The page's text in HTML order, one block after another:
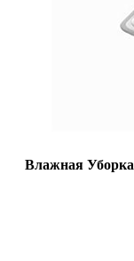
Влажная Уборка